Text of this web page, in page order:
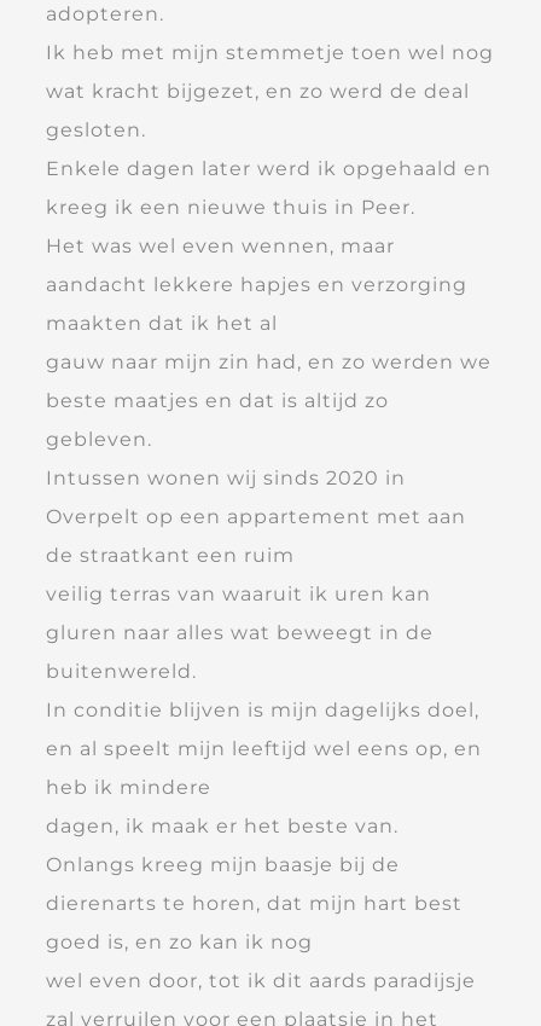
adopteren.
Ik heb met mijn stemmetje toen wel nog
wat kracht bijgezet, en zo werd de deal
gesloten.
Enkele dagen later werd ik opgehaald en
kreeg ik een nieuwe thuis in Peer.
Het was wel even wennen, maar
aandacht lekkere hapjes en verzorging
maakten dat ik het al
gauw naar mijn zin had, en zo werden we
beste maatjes en dat is altijd zo
gebleven.
Intussen wonen wij sinds 2020 in
Overpelt op een appartement met aan
de straatkant een ruim
veilig terras van waaruit ik uren kan
gluren naar alles wat beweegt in de
buitenwereld.
In conditie blijven is mijn dagelijks doel,
en al speelt mijn leeftijd wel eens op, en
heb ik mindere
dagen, ik maak er het beste van.
Onlangs kreeg mijn baasje bij de
dierenarts te horen, dat mijn hart best
goed is, en zo kan ik nog
wel even door, tot ik dit aards paradijsje
zal verruilen voor een plaatsje in het